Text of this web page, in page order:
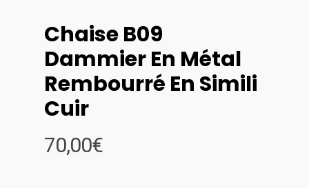
Chaise B09
Dammier En Métal
Rembourré En Simili
Cuir
70,00€